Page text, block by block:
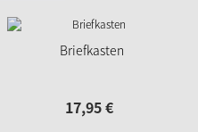
Briefkasten
17,95€